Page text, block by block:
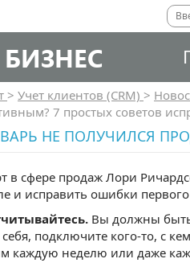
> Учет клиентов (CRM) >
7 простых советов
НЕ ПОЛУЧИЛСЯ
в сфере продаж Лори
и исправить ошибки
Вы должны быть
себя, подключите кого-то, с
каждую неделю или даже